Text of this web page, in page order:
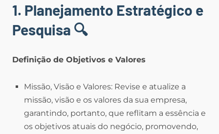
1. Planejamento Estratégico e
Pesquisa 🔍
Definição de Objetivos e Valores
Missão, Visão e Valores: Revise e atualize a
missão, visão e os valores da sua empresa,
garantindo, portanto, que reflitam a essência e
os objetivos atuais do negócio, promovendo,